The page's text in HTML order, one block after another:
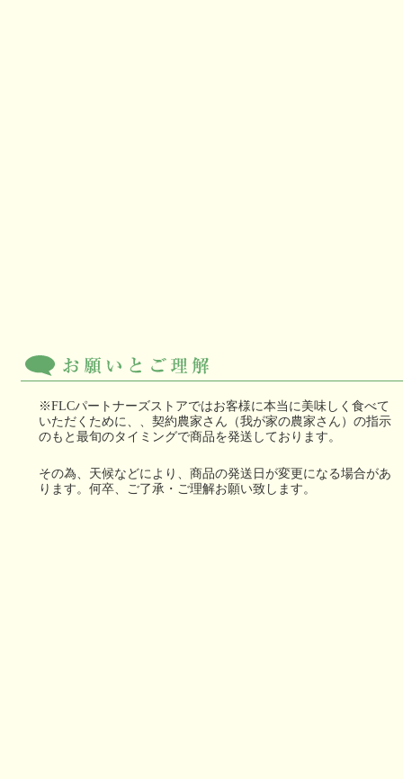
※FLCパートナーズストアではお客様に本当に美味しく食べて
いただくために、、契約農家さん（我が家の農家さん）の指示
のもと最旬のタイミングで商品を発送しております。
その為、天候などにより、商品の発送日が変更になる場合があ
ります。何卒、ご了承・ご理解お願い致します。